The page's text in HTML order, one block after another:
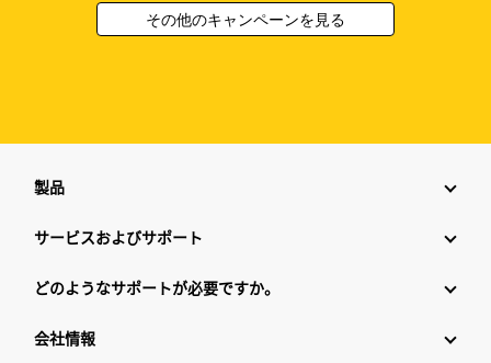
その他のキャンペーンを見る
製品
サービスおよびサポート
どのようなサポートが必要ですか。
会社情報